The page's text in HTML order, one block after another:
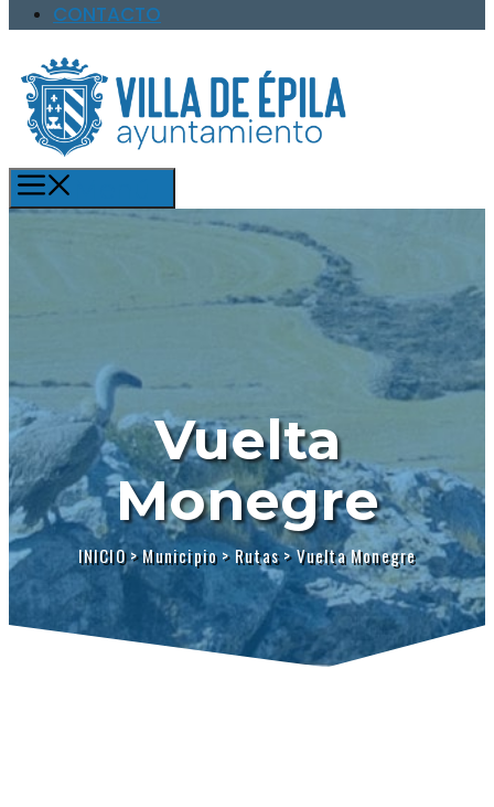
CONTACTO
Vuelta
Monegre
INICIO>Municipio >Rutas>Vuelta Monegre